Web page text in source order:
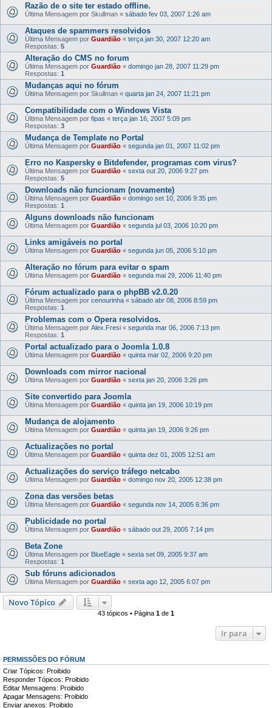
Razão de o site ter estado offline.
Última Mensagem por Skullman « sábado fev 03, 2007 1:26 am
Ataques de spammers resolvidos
Última Mensagem por Guardião « terça jan 30, 2007 12:20 am
Respostas: 5
Alteração do CMS no forum
Última Mensagem por Guardião « domingo jan 28, 2007 11:29 pm
Respostas: 1
Mudanças aqui no fórum
Última Mensagem por Skullman « quarta jan 24, 2007 11:21 pm
Compatibilidade com o Windows Vista
Última Mensagem por fipas « terça jan 16, 2007 5:09 pm
Respostas: 3
Mudança de Template no Portal
Última Mensagem por Guardião « segunda jan 01, 2007 11:02 pm
Erro no Kaspersky e Bitdefender, programas com virus?
Última Mensagem por Guardião « sexta out 20, 2006 9:27 pm
Respostas: 5
Downloads não funcionam (novamente)
Última Mensagem por Guardião « domingo set 10, 2006 9:35 pm
Respostas: 1
Alguns downloads não funcionam
Última Mensagem por Guardião « segunda jul 03, 2006 10:20 pm
Links amigáveis no portal
Última Mensagem por Guardião « segunda jun 05, 2006 5:10 pm
Alteração no fórum para evitar o spam
Última Mensagem por Guardião « segunda mai 29, 2006 11:40 pm
Fórum actualizado para o phpBB v2.0.20
Última Mensagem por cenourinha « sábado abr 08, 2006 8:59 pm
Respostas: 1
Problemas com o Opera resolvidos.
Última Mensagem por Alex.Fresi « segunda mar 06, 2006 7:13 pm
Respostas: 1
Portal actualizado para o Joomla 1.0.8
Última Mensagem por Guardião « quinta mar 02, 2006 9:20 pm
Downloads com mirror nacional
Última Mensagem por Guardião « sexta jan 20, 2006 3:26 pm
Site convertido para Joomla
Última Mensagem por Guardião « quinta jan 19, 2006 10:19 pm
Mudança de alojamento
Última Mensagem por Guardião « quinta jan 19, 2006 9:26 pm
Actualizações no portal
Última Mensagem por Guardião « quinta dez 01, 2005 12:51 am
Actualizações do serviço tráfego netcabo
Última Mensagem por Guardião « domingo nov 20, 2005 12:38 pm
Zona das versões betas
Última Mensagem por Guardião « segunda nov 14, 2005 6:36 pm
Publicidade no portal
Última Mensagem por Guardião « sábado out 29, 2005 7:14 pm
Beta Zone
Última Mensagem por BlueEagle « sexta set 09, 2005 9:37 am
Respostas: 1
Sub fóruns adicionados
Última Mensagem por Guardião « sexta ago 12, 2005 6:07 pm
Novo Tópico
43 tópicos • Página 1 de 1
Ir para
PERMISSÕES DO FÓRUM
Criar Tópicos: Proibido
Responder Tópicos: Proibido
Editar Mensagens: Proibido
Apagar Mensagens: Proibido
Enviar anexos: Proibido